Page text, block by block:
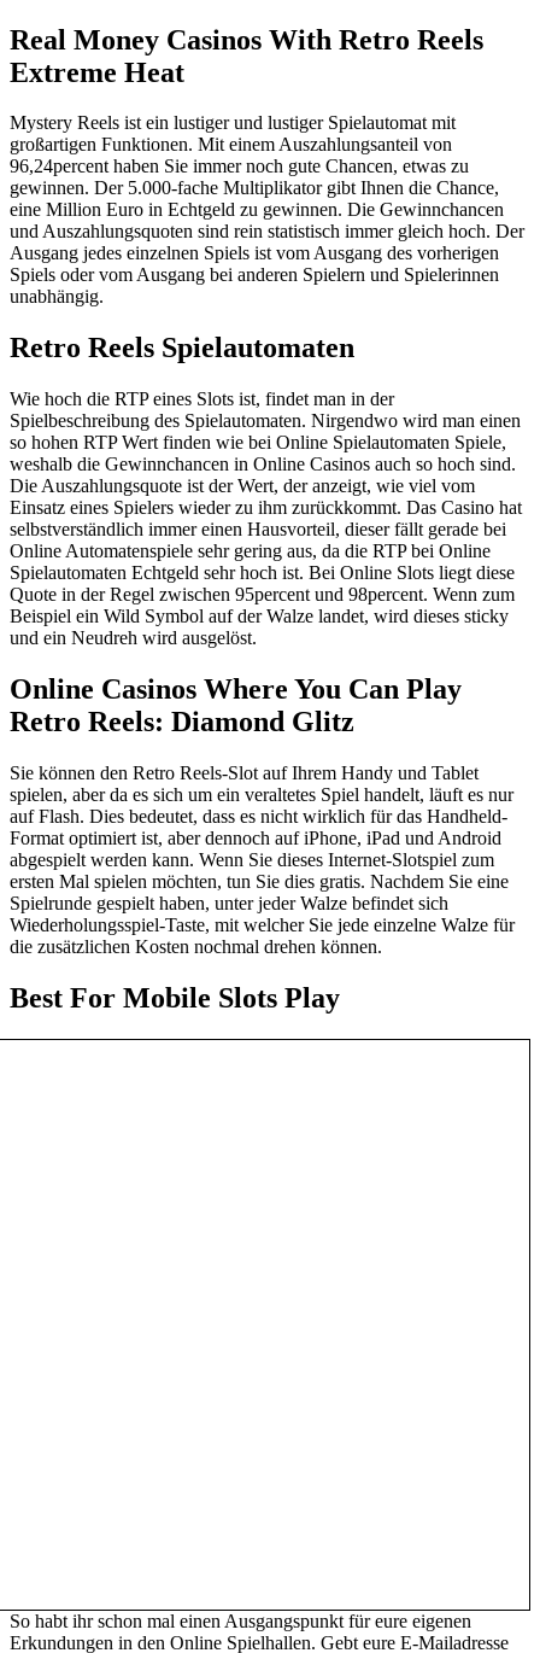
Real Money Casinos With Retro Reels
Extreme Heat
Mystery Reels ist ein lustiger und lustiger Spielautomat mit
großartigen Funktionen. Mit einem Auszahlungsanteil von
96,24percent haben Sie immer noch gute Chancen, etwas zu
gewinnen. Der 5.000-fache Multiplikator gibt Ihnen die Chance,
eine Million Euro in Echtgeld zu gewinnen. Die Gewinnchancen
und Auszahlungsquoten sind rein statistisch immer gleich hoch. Der
Ausgang jedes einzelnen Spiels ist vom Ausgang des vorherigen
Spiels oder vom Ausgang bei anderen Spielern und Spielerinnen
unabhängig.
Retro Reels Spielautomaten
Wie hoch die RTP eines Slots ist, findet man in der
Spielbeschreibung des Spielautomaten. Nirgendwo wird man einen
so hohen RTP Wert finden wie bei Online Spielautomaten Spiele,
weshalb die Gewinnchancen in Online Casinos auch so hoch sind.
Die Auszahlungsquote ist der Wert, der anzeigt, wie viel vom
Einsatz eines Spielers wieder zu ihm zurückkommt. Das Casino hat
selbstverständlich immer einen Hausvorteil, dieser fällt gerade bei
Online Automatenspiele sehr gering aus, da die RTP bei Online
Spielautomaten Echtgeld sehr hoch ist. Bei Online Slots liegt diese
Quote in der Regel zwischen 95percent und 98percent. Wenn zum
Beispiel ein Wild Symbol auf der Walze landet, wird dieses sticky
und ein Neudreh wird ausgelöst.
Online Casinos Where You Can Play
Retro Reels: Diamond Glitz
Sie können den Retro Reels-Slot auf Ihrem Handy und Tablet
spielen, aber da es sich um ein veraltetes Spiel handelt, läuft es nur
auf Flash. Dies bedeutet, dass es nicht wirklich für das Handheld-
Format optimiert ist, aber dennoch auf iPhone, iPad und Android
abgespielt werden kann. Wenn Sie dieses Internet-Slotspiel zum
ersten Mal spielen möchten, tun Sie dies gratis. Nachdem Sie eine
Spielrunde gespielt haben, unter jeder Walze befindet sich
Wiederholungsspiel-Taste, mit welcher Sie jede einzelne Walze für
die zusätzlichen Kosten nochmal drehen können.
Best For Mobile Slots Play
So habt ihr schon mal einen Ausgangspunkt für eure eigenen
Erkundungen in den Online Spielhallen. Gebt eure E-Mailadresse